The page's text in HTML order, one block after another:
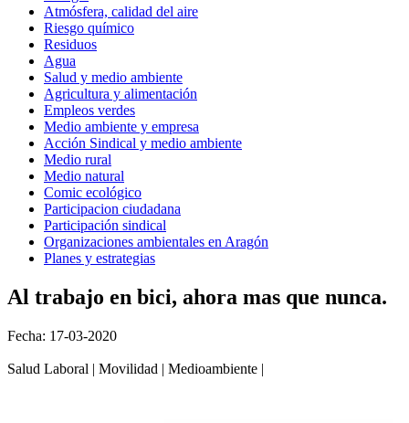
Atmósfera, calidad del aire
Riesgo químico
Residuos
Agua
Salud y medio ambiente
Agricultura y alimentación
Empleos verdes
Medio ambiente y empresa
Acción Sindical y medio ambiente
Medio rural
Medio natural
Comic ecológico
Participacion ciudadana
Participación sindical
Organizaciones ambientales en Aragón
Planes y estrategias
Al trabajo en bici, ahora mas que nunca.
Fecha: 17-03-2020
Salud Laboral | Movilidad | Medioambiente |